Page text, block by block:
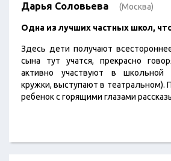
Дарья Соловьева (Москва)
Одна из лучших частных школ,
Здесь дети получают
сына тут учатся, прекрасно
активно участвуют в школьной
кружки, выступают в театральном).
ребенок с горящими глазами